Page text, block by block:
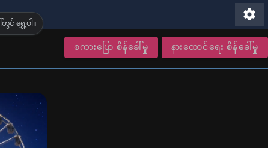
settings
စကားပြော စိန်ခေါ်မှု နားထောင်ရေး စိန်ခေါ်မှု
င် ရွှေ့ပါ။